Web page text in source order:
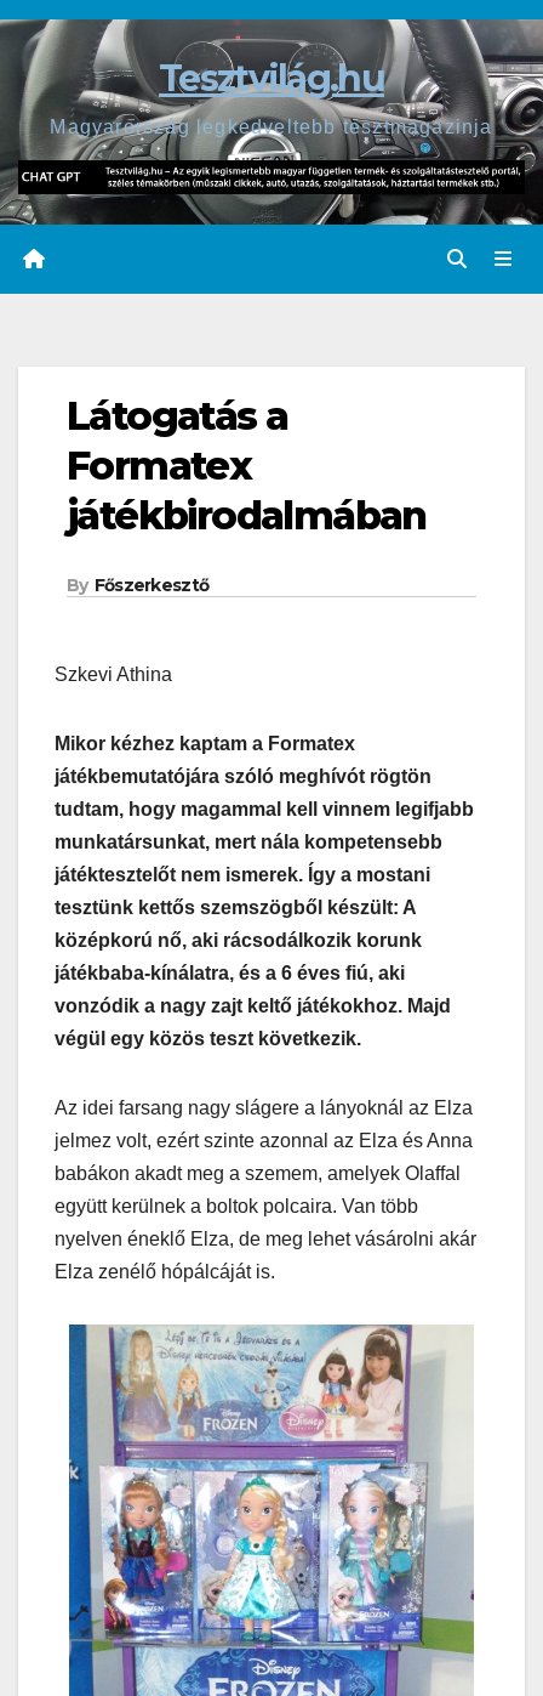
Skip
content
Tesztvilág.hu
Magyarország legkedveltebb tesztmagazinja
Látogatás a
Formatex
játékbirodalmában
By Főszerkesztő
Szkevi Athina
Mikor kézhez kaptam a Formatex
játékbemutatójára szóló meghívót rögtön
tudtam, hogy magammal kell vinnem legifjabb
munkatársunkat, mert nála kompetensebb
játéktesztelőt nem ismerek. Így a mostani
tesztünk kettős szemszögből készült: A
középkorú nő, aki rácsodálkozik korunk
játékbaba-kínálatra, és a 6 éves fiú, aki
vonzódik a nagy zajt keltő játékokhoz. Majd
végül egy közös teszt következik.
Az idei farsang nagy slágere a lányoknál az Elza
jelmez volt, ezért szinte azonnal az Elza és Anna
babákon akadt meg a szemem, amelyek Olaffal
együtt kerülnek a boltok polcaira. Van több
nyelven éneklő Elza, de meg lehet vásárolni akár
Elza zenélő hópálcáját is.